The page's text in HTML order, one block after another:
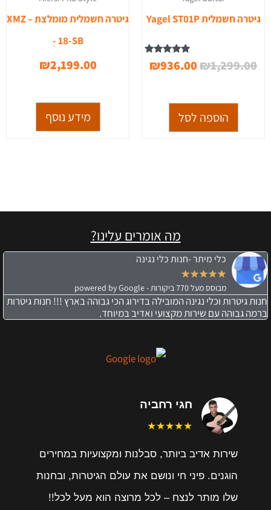
גיטרה חשמלית Yagel ST01P
דורג
5.00
₪1,299.00
₪936.00
הוספה לסל
גיטרה חשמלית מומלצת – XMZ
ֻ- 18-SB
₪2,199.00
מידע נוסף
מה אומרים עלינו?
כלי מיתר -חנות כלי נגינה
★
★
★
★
★
מבוסס מעל 770 ביקורות - powered by Google
חנות גיטרות וכלי נגינה המובילה בדירוג הכי גבוהה בארץ !!! חנות גיטרות
ברמה גבוהה עם שירות מקצועי ואדיב במיוחד.
חגי רחביה
★★★★★
שירות אדיב ביותר, סבלנות ומקצועיות במחירים
הוגנים. פיני חי ונושם את עולם הגיטרות, ובחנות
שלו מותר לנצח – לכל מרוצה הוא מעל לכל!!